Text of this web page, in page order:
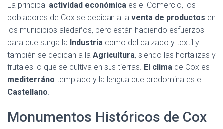
La principal actividad económica es el Comercio, los
pobladores de Cox se dedican a la venta de productos en
los municipios aledaños, pero están haciendo esfuerzos
para que surga la Industria como del calzado y textil y
también se dedican a la Agricultura, siendo las hortalizas y
frutales lo que se cultiva en sus tierras. El clima de Cox es
mediterráno templado y la lengua que predomina es el
Castellano.
Monumentos Históricos de Cox